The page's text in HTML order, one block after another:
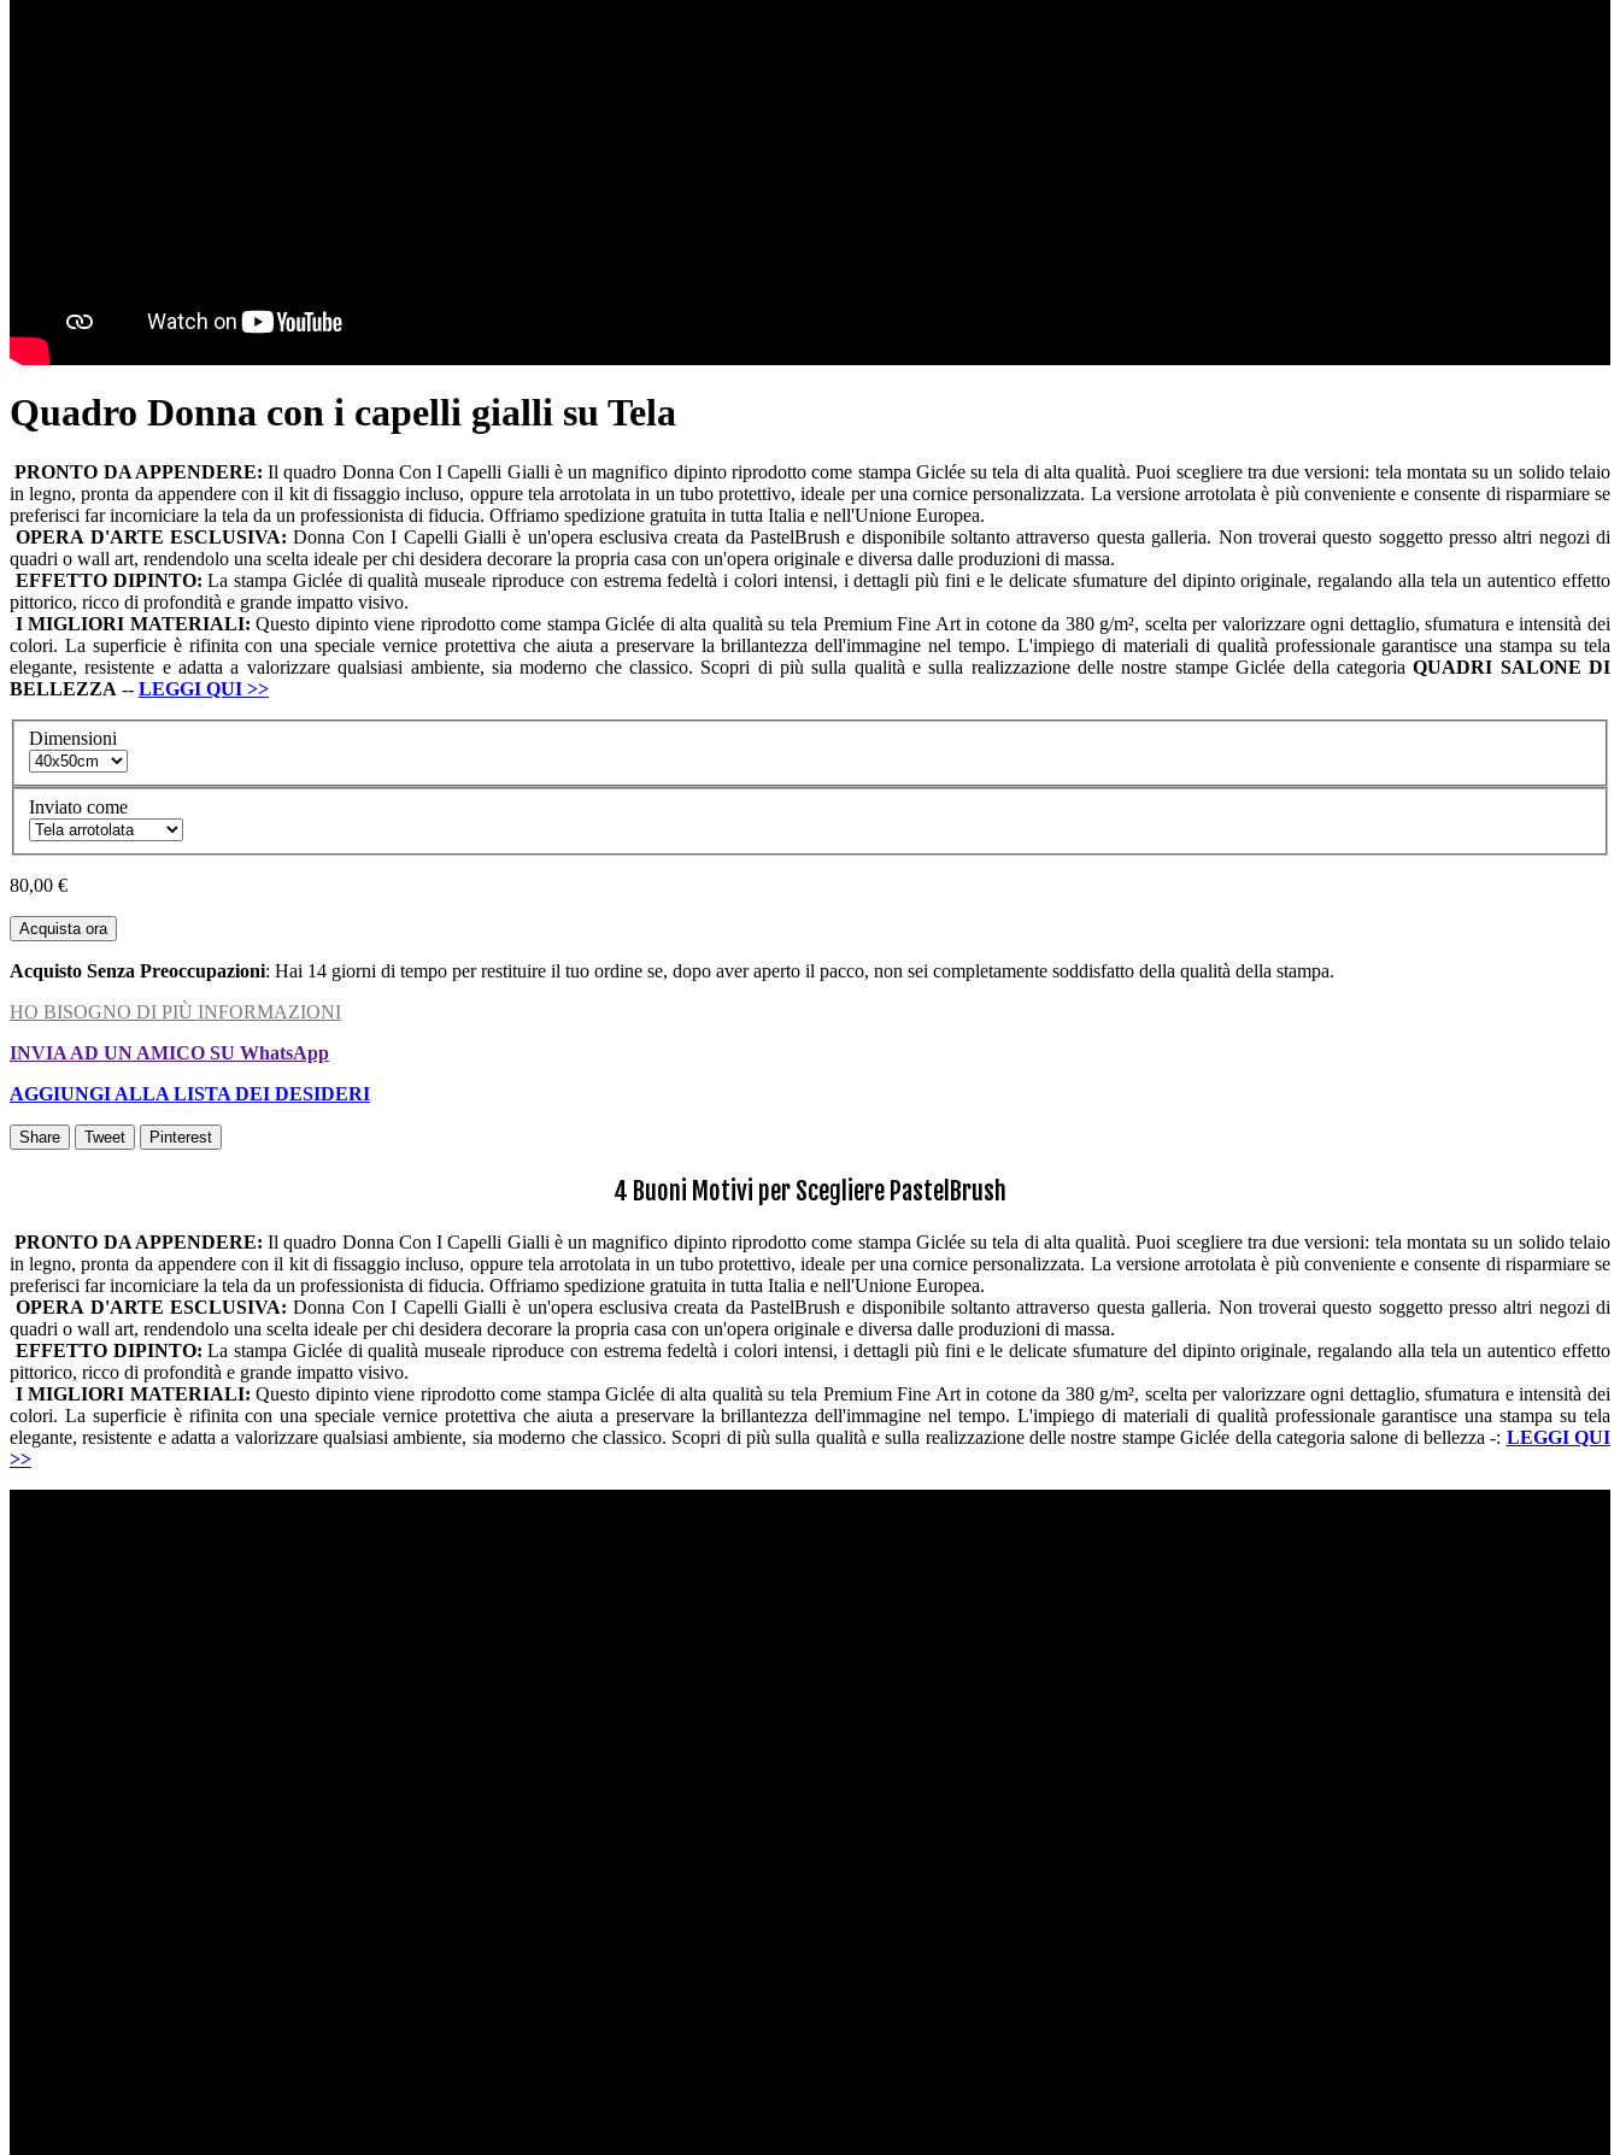
Quadro Donna con i capelli gialli su Tela
PRONTO DA APPENDERE:Il quadro Donna Con I Capelli Gialli è un magnifico dipinto riprodotto come stampa Giclée su tela di alta qualità. Puoi scegliere tra due versioni: tela montata su un solido telaio
in legno, pronta da appendere con il kit di fissaggio incluso, oppure tela arrotolata in un tubo protettivo, ideale per una cornice personalizzata. La versione arrotolata è più conveniente e consente di risparmiare se
preferisci far incorniciare la tela da un professionista di fiducia. Offriamo spedizione gratuita in tutta Italia e nell'Unione Europea.
OPERA D'ARTE ESCLUSIVA:Donna Con I Capelli Gialli è un'opera esclusiva creata da PastelBrush e disponibile soltanto attraverso questa galleria. Non troverai questo soggetto presso altri negozi di
quadri o wall art, rendendolo una scelta ideale per chi desidera decorare la propria casa con un'opera originale e diversa dalle produzioni di massa.
EFFETTO DIPINTO: La stampa Giclée di qualità museale riproduce con estrema fedeltà i colori intensi, i dettagli più fini e le delicate sfumature del dipinto originale, regalando alla tela un autentico effetto
pittorico, ricco di profondità e grande impatto visivo.
I MIGLIORI MATERIALI: Questo dipinto viene riprodotto come stampa Giclée di alta qualità su tela Premium Fine Art in cotone da 380 g/m², scelta per valorizzare ogni dettaglio, sfumatura e intensità dei
colori. La superficie è rifinita con una speciale vernice protettiva che aiuta a preservare la brillantezza dell'immagine nel tempo. L'impiego di materiali di qualità professionale garantisce una stampa su tela
elegante, resistente e adatta a valorizzare qualsiasi ambiente, sia moderno che classico. Scopri di più sulla qualità e sulla realizzazione delle nostre stampe Giclée della categoriaQUADRI SALONE DI
BELLEZZA -- LEGGI QUI >>
Dimensioni
Inviato come
80,00 €
Acquista ora
Acquisto Senza Preoccupazioni: Hai 14 giorni di tempo per restituire il tuo ordine se, dopo aver aperto il pacco, non sei completamente soddisfatto della qualità della stampa.
HO BISOGNO DI PIÙ INFORMAZIONI
INVIA AD UN AMICO SU WhatsApp
AGGIUNGI ALLA LISTA DEI DESIDERI
Share Tweet Pinterest
4 Buoni Motivi per Scegliere PastelBrush
PRONTO DA APPENDERE:Il quadro Donna Con I Capelli Gialli è un magnifico dipinto riprodotto come stampa Giclée su tela di alta qualità. Puoi scegliere tra due versioni: tela montata su un solido telaio
in legno, pronta da appendere con il kit di fissaggio incluso, oppure tela arrotolata in un tubo protettivo, ideale per una cornice personalizzata. La versione arrotolata è più conveniente e consente di risparmiare se
preferisci far incorniciare la tela da un professionista di fiducia. Offriamo spedizione gratuita in tutta Italia e nell'Unione Europea.
OPERA D'ARTE ESCLUSIVA:Donna Con I Capelli Gialli è un'opera esclusiva creata da PastelBrush e disponibile soltanto attraverso questa galleria. Non troverai questo soggetto presso altri negozi di
quadri o wall art, rendendolo una scelta ideale per chi desidera decorare la propria casa con un'opera originale e diversa dalle produzioni di massa.
EFFETTO DIPINTO: La stampa Giclée di qualità museale riproduce con estrema fedeltà i colori intensi, i dettagli più fini e le delicate sfumature del dipinto originale, regalando alla tela un autentico effetto
pittorico, ricco di profondità e grande impatto visivo.
I MIGLIORI MATERIALI: Questo dipinto viene riprodotto come stampa Giclée di alta qualità su tela Premium Fine Art in cotone da 380 g/m², scelta per valorizzare ogni dettaglio, sfumatura e intensità dei
colori. La superficie è rifinita con una speciale vernice protettiva che aiuta a preservare la brillantezza dell'immagine nel tempo. L'impiego di materiali di qualità professionale garantisce una stampa su tela
elegante, resistente e adatta a valorizzare qualsiasi ambiente, sia moderno che classico. Scopri di più sulla qualità e sulla realizzazione delle nostre stampe Giclée della categoria salone di bellezza -: LEGGI QUI
>>